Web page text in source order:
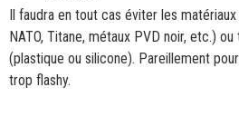
Il faudra en tout cas éviter les
NATO, Titane, métaux PVD noir, etc.)
(plastique ou silicone). Pareillement
trop flashy.